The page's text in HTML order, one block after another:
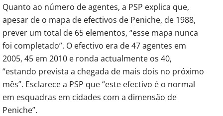
Quanto ao número de agentes, a PSP explica que,
apesar de o mapa de efectivos de Peniche, de 1988,
prever um total de 65 elementos, “esse mapa nunca
foi completado”. O efectivo era de 47 agentes em
2005, 45 em 2010 e ronda actualmente os 40,
“estando prevista a chegada de mais dois no próximo
mês”. Esclarece a PSP que “este efectivo é o normal
em esquadras em cidades com a dimensão de
Peniche”.